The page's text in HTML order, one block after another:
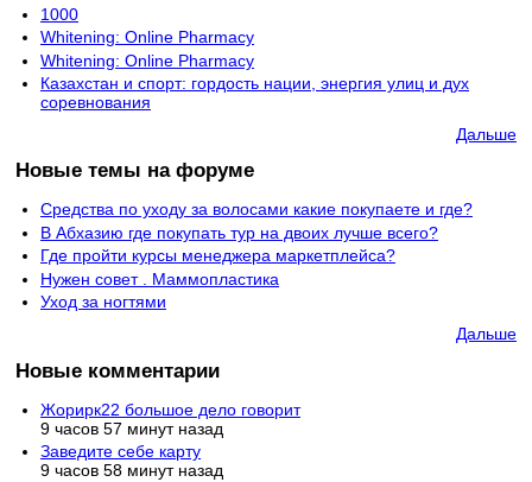
1000
Whitening: Online Pharmacy
Whitening: Online Pharmacy
Казахстан и спорт: гордость нации, энергия улиц и дух
соревнования
Дальше
Новые темы на форуме
Средства по уходу за волосами какие покупаете и где?
В Абхазию где покупать тур на двоих лучше всего?
Где пройти курсы менеджера маркетплейса?
Нужен совет . Маммопластика
Уход за ногтями
Дальше
Новые комментарии
Жорирк22 большое дело говорит
9 часов 57 минут назад
Заведите себе карту
9 часов 58 минут назад